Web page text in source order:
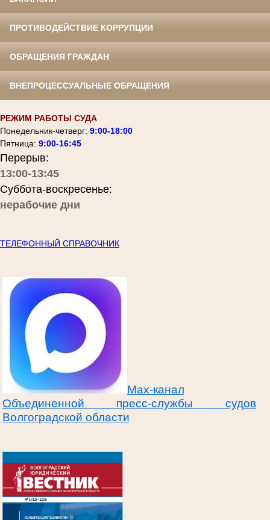
ПРОТИВОДЕЙСТВИЕ КОРРУПЦИИ
ОБРАЩЕНИЯ ГРАЖДАН
ВНЕПРОЦЕССУАЛЬНЫЕ ОБРАЩЕНИЯ
РЕЖИМ РАБОТЫ СУДА
Понедельник-четверг: 9:00-18:00
Пятница: 9:00-16:45
Перерыв:
13:00-13:45
Суббота-воскресенье:
нерабочие дни
ТЕЛЕФОННЫЙ СПРАВОЧНИК
Max-канал
Объединенной пресс-службы судов
Волгоградской области